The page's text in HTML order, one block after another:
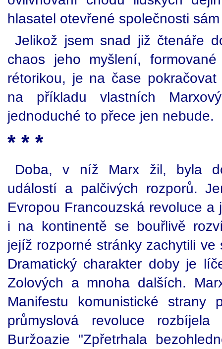
hlasatel otevřené společnosti
Jelikož jsem snad již čtenáře
chaos jeho myšlení,
rétorikou, je na čase
na příkladu vlastních
jednoduché to přece jen nebude.
* * *
Doba, v níž Marx žil, byla
událostí a palčivých rozporů.
Evropou Francouzská revoluce
i na kontinentě se bouřlivě
jejíž rozporné stránky zachytili
Dramatický charakter doby je
Zolových a mnoha dalších.
Manifestu komunistické
průmyslová revoluce
Buržoazie "Zpřetrhala